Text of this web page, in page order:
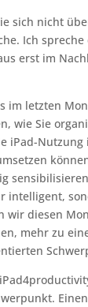
sich nicht
Ich
erst im
im letzten
wie Sie
iPad-Nutzung
intelligent,
wir diesen
mehr zu